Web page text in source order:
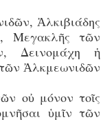
Ἀλκιβιάδης
Μεγακλῆς τῶν
Δεινομάχη ἡ
Ἀλκμεωνιδῶν
οὐ μόνον τοῖς
ὑμῖν τῶν